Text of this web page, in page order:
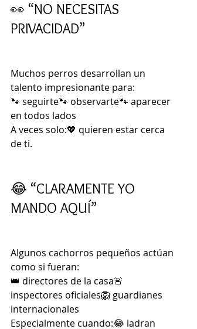
👀 “NO NECESITAS
PRIVACIDAD”
Muchos perros desarrollan un
talento impresionante para:
🐾 seguirte🐾 observarte🐾 aparecer
en todos lados
A veces solo:💖 quieren estar cerca
de ti.
😂 “CLARAMENTE YO
MANDO AQUÍ”
Algunos cachorros pequeños actúan
como si fueran:
👑 directores de la casa🚨
inspectores oficiales🦁 guardianes
internacionales
Especialmente cuando:😂 ladran